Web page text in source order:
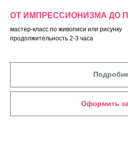
ОТ ИМПРЕССИОНИЗМА ДО
мастер-класс по живописи или рисунку
продолжительность 2-3 часа
Оформить